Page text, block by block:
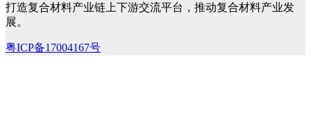
打造复合材料产业链上下游交流平台，推动复合材料产业发
展。
粤ICP备17004167号